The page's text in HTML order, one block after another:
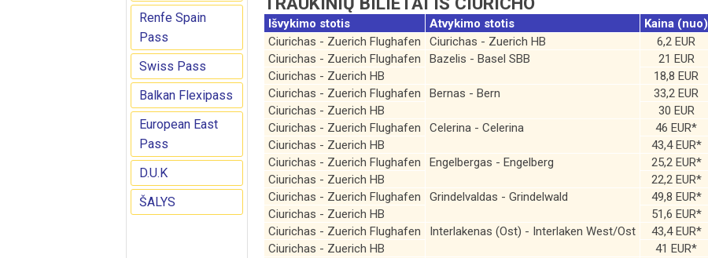
Renfe Spain
Pass
Swiss Pass
Balkan Flexipass
European East
Pass
D.U.K
ŠALYS
Išvykimo stotis Atvykimo stotis
Kaina (nuo)
Ciurichas - Zuerich Flughafen
Ciurichas - Zuerich HB
6,2 EUR
Ciurichas - Zuerich Flughafen
Bazelis - Basel SBB
21 EUR
Ciurichas - Zuerich HB
18,8 EUR
Ciurichas - Zuerich Flughafen
Bernas - Bern
33,2 EUR
Ciurichas - Zuerich HB
30 EUR
Ciurichas - Zuerich Flughafen
Celerina - Celerina
46 EUR*
Ciurichas - Zuerich HB
43,4 EUR*
Ciurichas - Zuerich Flughafen
Engelbergas - Engelberg
25,2 EUR*
Ciurichas - Zuerich HB
22,2 EUR*
Ciurichas - Zuerich Flughafen
Grindelvaldas - Grindelwald
49,8 EUR*
Ciurichas - Zuerich HB
51,6 EUR*
Ciurichas - Zuerich Flughafen
Interlakenas (Ost) - Interlaken West/Ost
43,4 EUR*
Ciurichas - Zuerich HB
41 EUR*